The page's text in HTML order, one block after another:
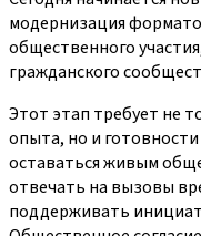
модернизация
общественного
гражданского
Этот этап требует не
опыта, но и
оставаться живым
отвечать на вызовы
поддерживать